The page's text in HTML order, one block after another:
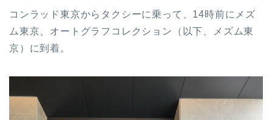
コンラッド東京からタクシーに乗って、14時前にメズ
ム東京、オートグラフコレクション（以下、メズム東
京）に到着。